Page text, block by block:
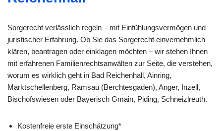
Sorgerecht verlässlich regeln – mit Einfühlungsvermögen und
juristischer Erfahrung. Ob Sie das Sorgerecht einvernehmlich
klären, beantragen oder einklagen möchten – wir stehen Ihnen
mit erfahrenen Familienrechtsanwälten zur Seite, die verstehen,
worum es wirklich geht in Bad Reichenhall, Ainring,
Marktschellenberg, Ramsau (Berchtesgaden), Anger, Inzell,
Bischofswiesen oder Bayerisch Gmain, Piding, Schneizlreuth.
Kostenfreie erste Einschätzung*